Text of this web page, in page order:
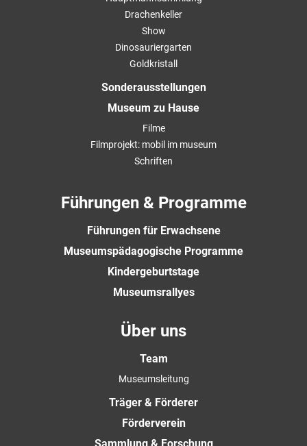
Drachenkeller
Show
Dinosauriergarten
Goldkristall
Sonderausstellungen
Museum zu Hause
Filme
Filmprojekt: mobil im museum
Schriften
Führungen & Programme
Führungen für Erwachsene
Museumspädagogische Programme
Kindergeburtstage
Museumsrallyes
Über uns
Team
Museumsleitung
Träger & Förderer
Förderverein